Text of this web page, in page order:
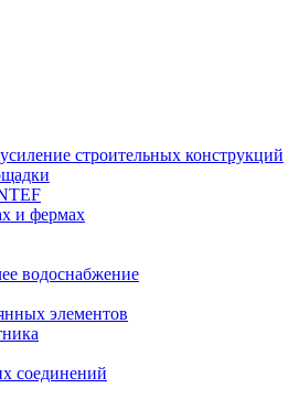
строительных конструкций
и фермах
водоснабжение
элементов
соединений